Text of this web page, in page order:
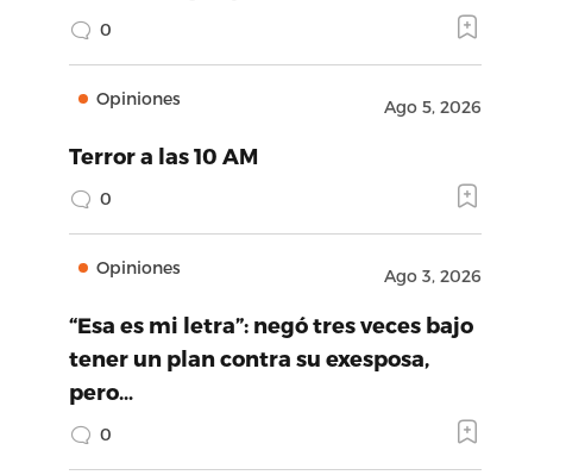
0
Opiniones Ago 5, 2026
Terror a las 10 AM
0
Opiniones Ago 3, 2026
“Esa es mi letra”: negó tres veces bajo
tener un plan contra su exesposa,
pero…
0